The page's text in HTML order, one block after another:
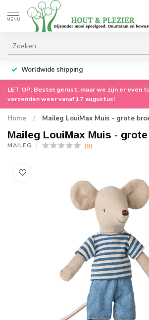
MENU
Worldwide shipping
LET OP: Bestel gerust, maar we zijn er even
verzenden weer vanaf 17 augustus!
Home / Maileg LouiMax Muis - grote
Maileg LouiMax Muis -
MAILEG (0)